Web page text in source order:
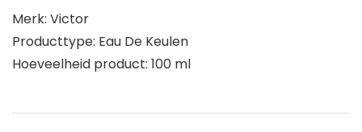
Merk: Victor
Producttype: Eau De Keulen
Hoeveelheid product: 100 ml